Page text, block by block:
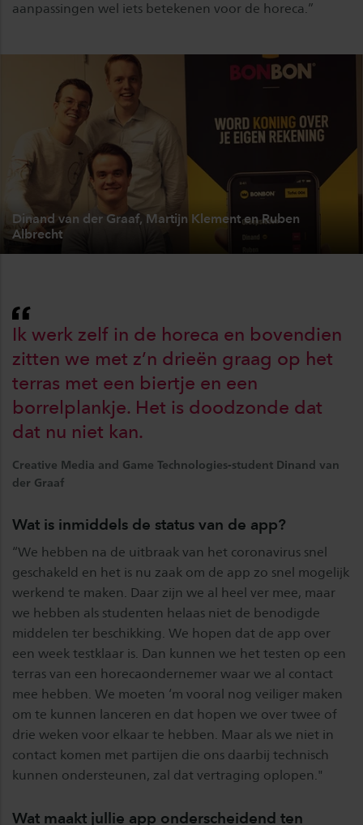
aanpassingen wel iets betekenen voor de horeca.”
Dinand van der Graaf, Martijn Klement en Ruben
Albrecht
Ik werk zelf in de horeca en bovendien
zitten we met z’n drieën graag op het
terras met een biertje en een
borrelplankje. Het is doodzonde dat
dat nu niet kan.
Creative Media and Game Technologies-student Dinand van
der Graaf
Wat is inmiddels de status van de app?
“We hebben na de uitbraak van het coronavirus snel
geschakeld en het is nu zaak om de app zo snel mogelijk
werkend te maken. Daar zijn we al heel ver mee, maar
we hebben als studenten helaas niet de benodigde
middelen ter beschikking. We hopen dat de app over
een week testklaar is. Dan kunnen we het testen op een
terras van een horecaondernemer waar we al contact
mee hebben. We moeten ‘m vooral nog veiliger maken
om te kunnen lanceren en dat hopen we over twee of
drie weken voor elkaar te hebben. Maar als we niet in
contact komen met partijen die ons daarbij technisch
kunnen ondersteunen, zal dat vertraging oplopen."
Wat maakt jullie app onderscheidend ten